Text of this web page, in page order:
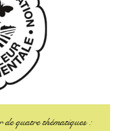
quatre thématiques :